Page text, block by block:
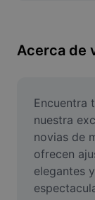
Resize Image
Online
Meme
AI Text
Acerca de
Encuentra
nuestra
novias de
ofrecen
elegantes